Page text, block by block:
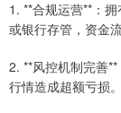
1. **合规运营**：
或银行存管，资金流
2. **风控机制完善
行情造成超额亏损。